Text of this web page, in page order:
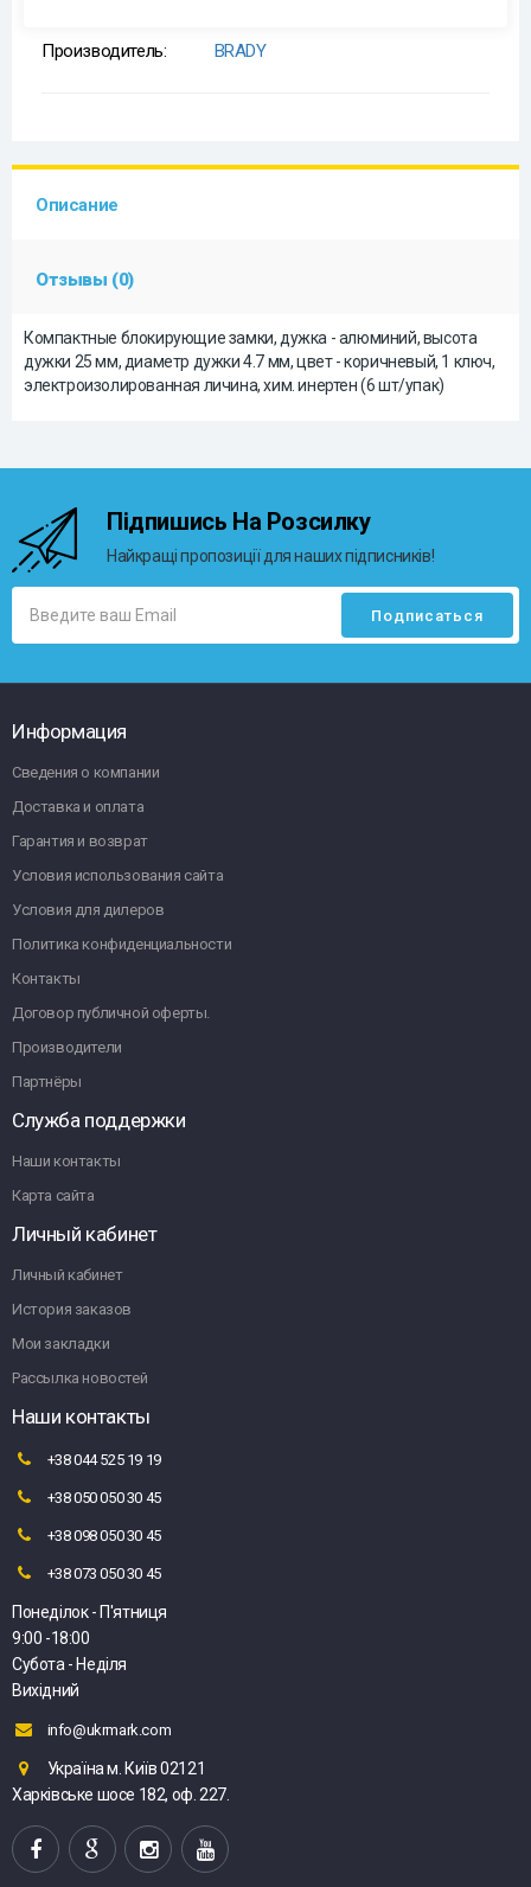
Производитель: BRADY
Описание
Отзывы (0)
Компактные блокирующие замки, дужка - алюминий, высота
дужки 25 мм, диаметр дужки 4.7 мм, цвет - коричневый, 1 ключ,
электроизолированная личина, хим. инертен (6 шт/упак)
Підпишись На Розсилку
Найкращі пропозиції для наших підписників!
Информация
Сведения о компании
Доставка и оплата
Гарантия и возврат
Условия использования сайта
Условия для дилеров
Политика конфиденциальности
Контакты
Договор публичной оферты.
Производители
Партнёры
Служба поддержки
Наши контакты
Карта сайта
Личный кабинет
Личный кабинет
История заказов
Мои закладки
Рассылка новостей
Наши контакты
+38 044 525 19 19
+38 050 050 30 45
+38 098 050 30 45
+38 073 050 30 45
Понеділок - П'ятниця
9:00 -18:00
Субота - Неділя
Вихідний
info@ukrmark.com
Україна м. Київ 02121
Харківське шосе 182, оф. 227.